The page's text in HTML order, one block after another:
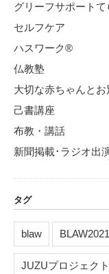
グリーフサポートて
セルフケア
ハスワーク®
仏教塾
大切な赤ちゃんと
己書講座
布教・講話
新聞掲載･ラジオ出
タグ
blaw BLAW2021
JUZUプロジェクト